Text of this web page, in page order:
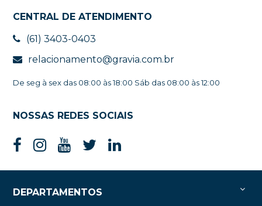
CENTRAL DE ATENDIMENTO
(61) 3403-0403
relacionamento@gravia.com.br
De seg à sex das 08:00 às 18:00 Sáb das 08:00 às 12:00
NOSSAS REDES SOCIAIS
DEPARTAMENTOS